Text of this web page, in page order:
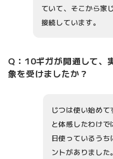
ていて、そこから家
接続しています。
Q：10ギガが開通して、
象を受けましたか？
じつは使い始めて
と体感したわけ
日使っているう
ントがありました。